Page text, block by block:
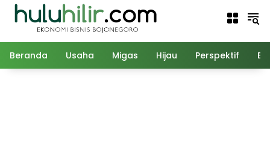
Langsung
Beranda Usaha Migas Hijau Perspektif